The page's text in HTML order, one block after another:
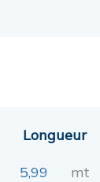
Longueur
5,99 mt